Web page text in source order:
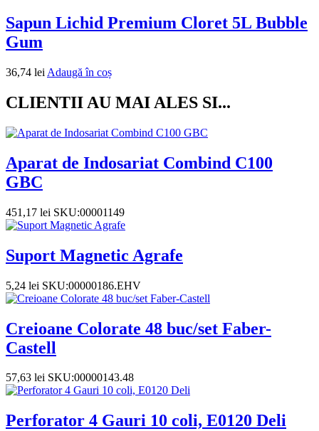
Sapun Lichid Premium Cloret 5L Bubble
Gum
36,74 lei Adaugă în coș
CLIENTII AU MAI ALES SI...
Aparat de Indosariat Combind C100
GBC
451,17 lei SKU:00001149
Suport Magnetic Agrafe
5,24 lei SKU:00000186.EHV
Creioane Colorate 48 buc/set Faber-
Castell
57,63 lei SKU:00000143.48
Perforator 4 Gauri 10 coli, E0120 Deli